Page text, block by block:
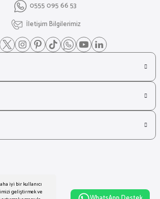
iyi bir kullanıcı
geliştirmek ve
Siyah Kadın Güneş Gözlüğü
0555 095 66 53
İletişim Bilgilerimiz